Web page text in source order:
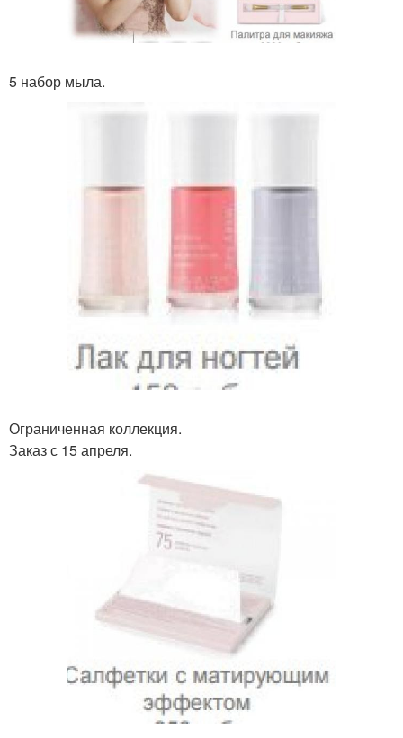
5 набор мыла.
Ограниченная коллекция.
Заказ с 15 апреля.